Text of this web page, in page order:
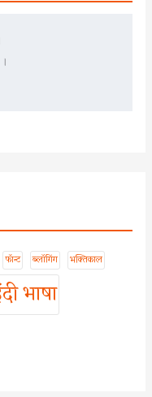
फॉन्ट ब्लॉगिंग भक्तिकाल
भाषा